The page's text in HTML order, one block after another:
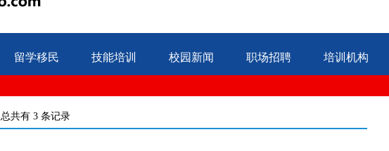
留学移民 技能培训 校园新闻 职场招聘 培训机构
总共有 3 条记录